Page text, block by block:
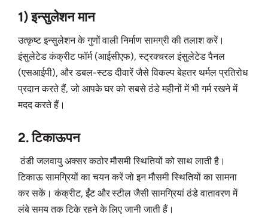
1) इन्सुलेशन मान
उत्कृष्ट इन्सुलेशन के गुणों वाली निर्माण सामग्री की तलाश करें।
इंसुलेटेड कंक्रीट फॉर्म (आईसीएफ), स्ट्रक्चरल इंसुलेटेड पैनल
(एसआईपी), और डबल-स्टड दीवारें जैसे विकल्प बेहतर थर्मल प्रतिरोध
प्रदान करते हैं, जो आपके घर को सबसे ठंडे महीनों में भी गर्म रखने में
मदद करते हैं।
2. टिकाऊपन
ठंडी जलवायु अक्सर कठोर मौसमी स्थितियों को साथ लाती है।
टिकाऊ सामग्रियों का चयन करें जो इन मौसमी स्थितियों का सामना
कर सकें। कंक्रीट, ईंट और स्टील जैसी सामग्रियां ठंडे वातावरण में
लंबे समय तक टिके रहने के लिए जानी जाती हैं।